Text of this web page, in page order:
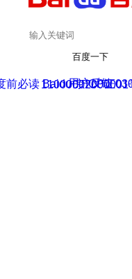
百度一下
用户反馈
前必读 Baidu 京ICP证
京公网安备